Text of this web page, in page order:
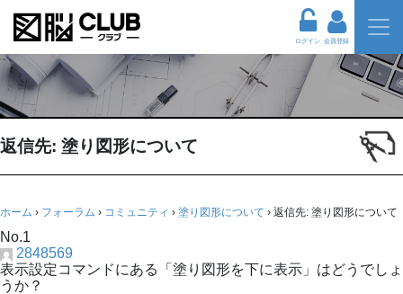
ログイン 会員登録
返信先: 塗り図形について
ホーム › フォーラム › コミュニティ › 塗り図形について › 返信先: 塗り図形について
No.1
2848569
表示設定コマンドにある「塗り図形を下に表示」はどうでしょ
うか？